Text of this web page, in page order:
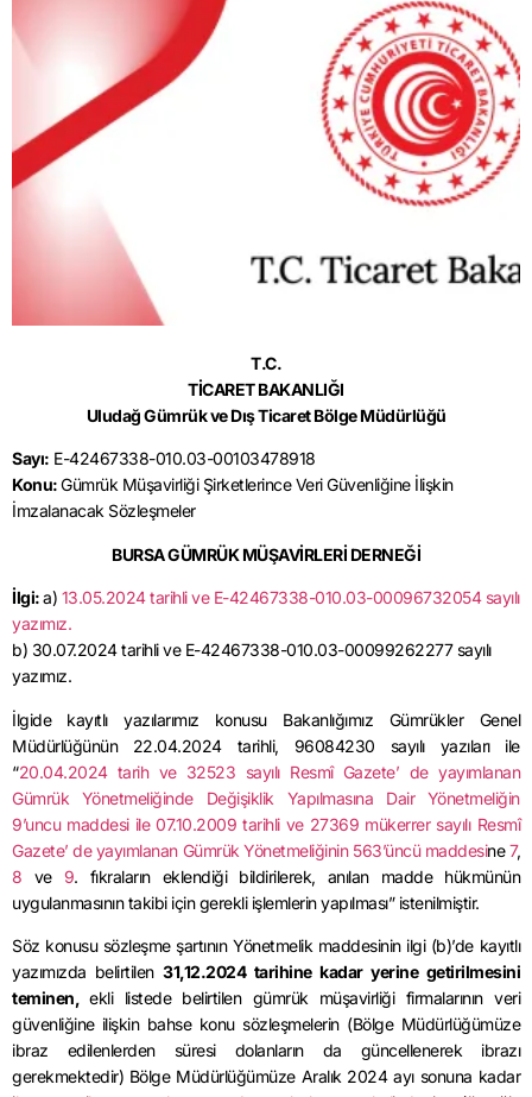
T.C.
TİCARET BAKANLIĞI
Uludağ Gümrük ve Dış Ticaret Bölge Müdürlüğü
Sayı: E-42467338-010.03-00103478918
Konu:Gümrük Müşavirliği Şirketlerince Veri Güvenliğine İlişkin
İmzalanacak Sözleşmeler
BURSA GÜMRÜK MÜŞAVİRLERİ DERNEĞİ
İlgi:a) 13.05.2024 tarihli ve E-42467338-010.03-00096732054 sayılı
yazımız.
b) 30.07.2024 tarihli ve E-42467338-010.03-00099262277 sayılı
yazımız.
İlgide kayıtlı yazılarımız konusu Bakanlığımız Gümrükler Genel
Müdürlüğünün 22.04.2024 tarihli, 96084230 sayılı yazıları ile
“20.04.2024 tarih ve 32523 sayılı Resmî Gazete’ de yayımlanan
Gümrük Yönetmeliğinde Değişiklik Yapılmasına Dair Yönetmeliğin
9’uncu maddesi ile 07.10.2009 tarihli ve 27369 mükerrer sayılı Resmî
Gazete’ de yayımlanan Gümrük Yönetmeliğinin 563’üncü maddesine7,
8 ve 9. fıkraların eklendiği bildirilerek, anılan madde hükmünün
uygulanmasının takibi için gerekli işlemlerin yapılması” istenilmiştir.
Söz konusu sözleşme şartının Yönetmelik maddesinin ilgi (b)’de kayıtlı
yazımızda belirtilen31,12.2024 tarihine kadar yerine getirilmesini
teminen,ekli listede belirtilen gümrük müşavirliği firmalarının veri
güvenliğine ilişkin bahse konu sözleşmelerin (Bölge Müdürlüğümüze
ibraz edilenlerden süresi dolanların da güncellenerek ibrazı
gerekmektedir) Bölge Müdürlüğümüze Aralık 2024 ayı sonuna kadar